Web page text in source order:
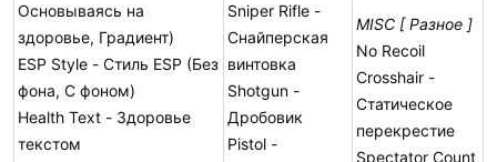
Основываясь на
здоровье, Градиент)
ESP Style - Стиль ESP (Без
фона, С фоном)
Health Text - Здоровье
текстом
Sniper Rifle -
Снайперская
винтовка
Shotgun -
Дробовик
Pistol -
MISC [ Разное ]
No Recoil
Crosshair -
Статическое
перекрестие
Spectator Count